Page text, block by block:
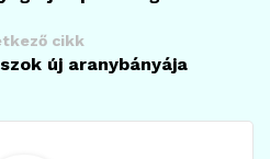
cikk
új aranybányája